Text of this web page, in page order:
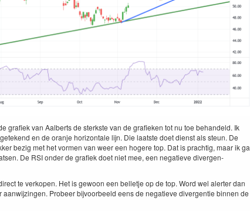
grafiek van Aal­berts de sterk­ste van de grafieken tot nu toe behan­deld. Ik
en de oran­je hor­i­zon­tale lijn. Die laat­ste doet dienst als ste­un. De
bezig met het vor­men van weer een hogere top. Dat is prachtig, maar ik ga
De RSIonder de grafiek doet niet mee, een negatieve diver­gen­
te verkopen. Het is gewoon een bel­let­je op de top. Word wel alert­er dan
aan­wi­jzin­gen. Probeer bijvoor­beeld eens de negatieve diver­gen­tie bin­nen de